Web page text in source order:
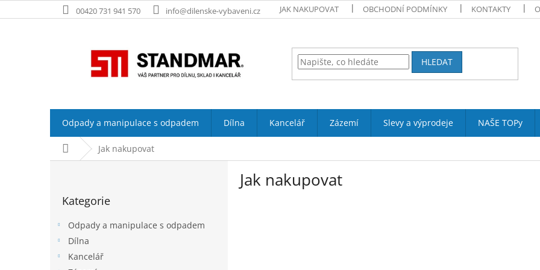
na
00420 731 941 570 info@dilenske-vybaveni.cz JAK NAKUPOVAT OBCHODNÍ PODMÍNKY KONTAKTY
HLEDAT
Odpady a manipulace s odpadem Dílna Kancelář Zázemí Slevy a výprodeje NAŠE TOPy
Domů Jak nakupovat
kategorie
Kategorie
Odpady a manipulace s odpadem
Dílna
Kancelář
Jak nakupovat